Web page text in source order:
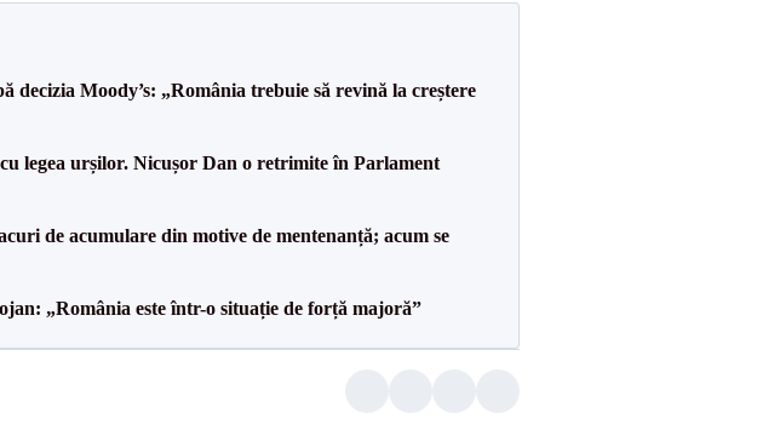
decizia Moody’s: „România trebuie să revină la creștere
legea urșilor. Nicușor Dan o retrimite în Parlament
de acumulare din motive de mentenanță; acum se
„România este într-o situație de forță majoră”